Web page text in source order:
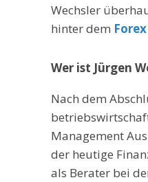
Wechsler
hinter dem
Wer ist Jürgen
Nach dem
Management
der heutige
als Berater bei